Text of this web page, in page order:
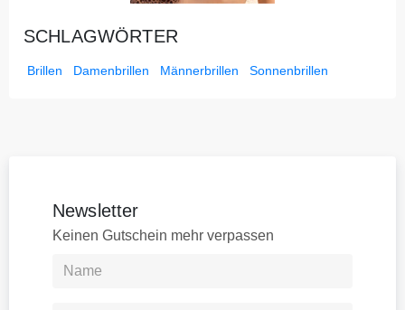
SCHLAGWÖRTER
Brillen Damenbrillen Männerbrillen Sonnenbrillen
Newsletter
Keinen Gutschein mehr verpassen